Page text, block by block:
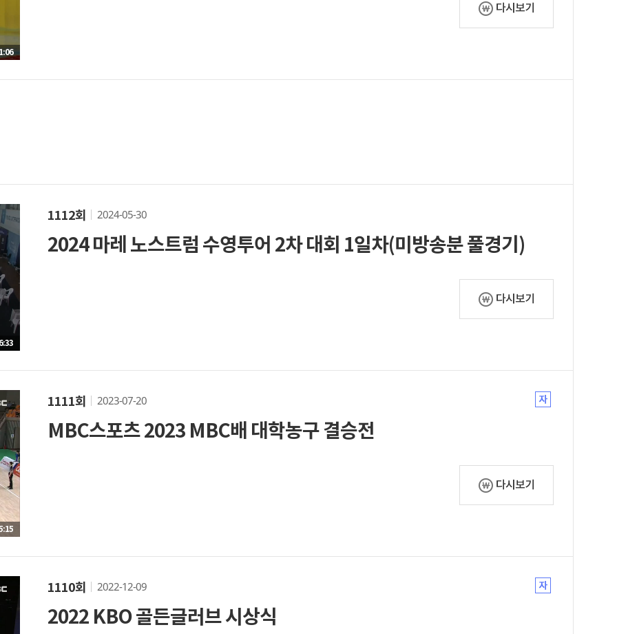
다시보기
1112회 2024-05-30
2024 마레 노스트럼 수영투어 2차 대회 1일차(미방송분 풀경기)
다시보기
1111회 2023-07-20
MBC스포츠 2023 MBC배 대학농구 결승전
다시보기
1110회 2022-12-09
2022 KBO 골든글러브 시상식